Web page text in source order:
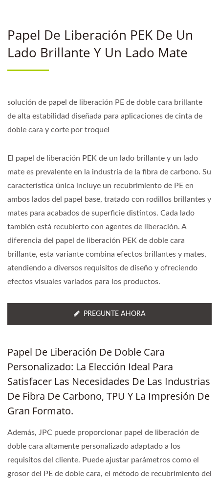
Papel De Liberación PEK De Un
Lado Brillante Y Un Lado Mate
solución de papel de liberación PE de doble cara brillante
de alta estabilidad diseñada para aplicaciones de cinta de
doble cara y corte por troquel
El papel de liberación PEK de un lado brillante y un lado
mate es prevalente en la industria de la fibra de carbono. Su
característica única incluye un recubrimiento de PE en
ambos lados del papel base, tratado con rodillos brillantes y
mates para acabados de superficie distintos. Cada lado
también está recubierto con agentes de liberación. A
diferencia del papel de liberación PEK de doble cara
brillante, esta variante combina efectos brillantes y mates,
atendiendo a diversos requisitos de diseño y ofreciendo
efectos visuales variados para los productos.
PREGUNTE AHORA
Papel De Liberación De Doble Cara
Personalizado: La Elección Ideal Para
Satisfacer Las Necesidades De Las Industrias
De Fibra De Carbono, TPU Y La Impresión De
Gran Formato.
Además, JPC puede proporcionar papel de liberación de
doble cara altamente personalizado adaptado a los
requisitos del cliente. Puede ajustar parámetros como el
grosor del PE de doble cara, el método de recubrimiento del